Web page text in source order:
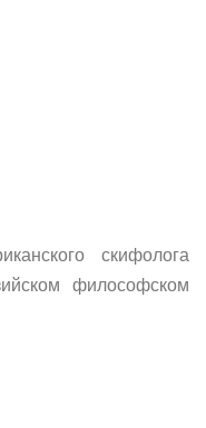
скифолога
философском